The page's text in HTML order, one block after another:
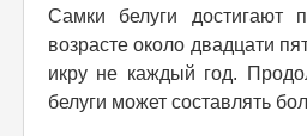
Самки белуги достигают
возрасте около двадцати
икру не каждый год.
белуги может составлять